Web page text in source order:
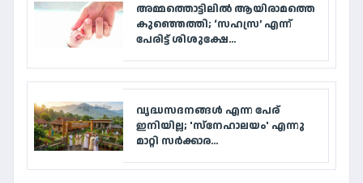
അമ്മത്തൊട്ടിലിൽ ആയിരാമത്തെ
കുഞ്ഞെത്തി; ‘സഹസ്ര’ എന്ന്
പേരിട്ട് ശിശുക്ഷേ...
വൃദ്ധസദനങ്ങള്‍ എന്ന പേര്
ഇനിയില്ല; 'സ്‌നേഹാലയം' എന്നു
മാറ്റി സര്‍ക്കാര...